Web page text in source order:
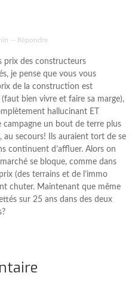
— Répondre
prix des constructeurs
je pense que vous vous
de la construction est
bien vivre et faire sa marge),
hallucinant ET
campagne un bout de terre plus
au secours! Ils auraient tort de se
continuent d’affluer. Alors on
se bloque, comme dans
(des terrains et de l’immo
chuter. Maintenant que même
sur 25 ans dans des deux